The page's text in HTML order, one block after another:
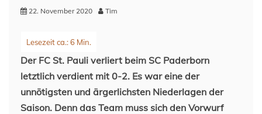
22. November 2020 Tim
Der FC St. Pauli verliert beim SC Paderborn
letztlich verdient mit 0-2. Es war eine der
unnötigsten und ärgerlichsten Niederlagen der
Saison. Denn das Team muss sich den Vorwurf